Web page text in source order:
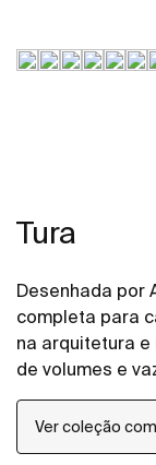
Tura
Desenhada por
completa para
na arquitetura e
de volumes e
em elementos
coleção, desde
Ver coleção